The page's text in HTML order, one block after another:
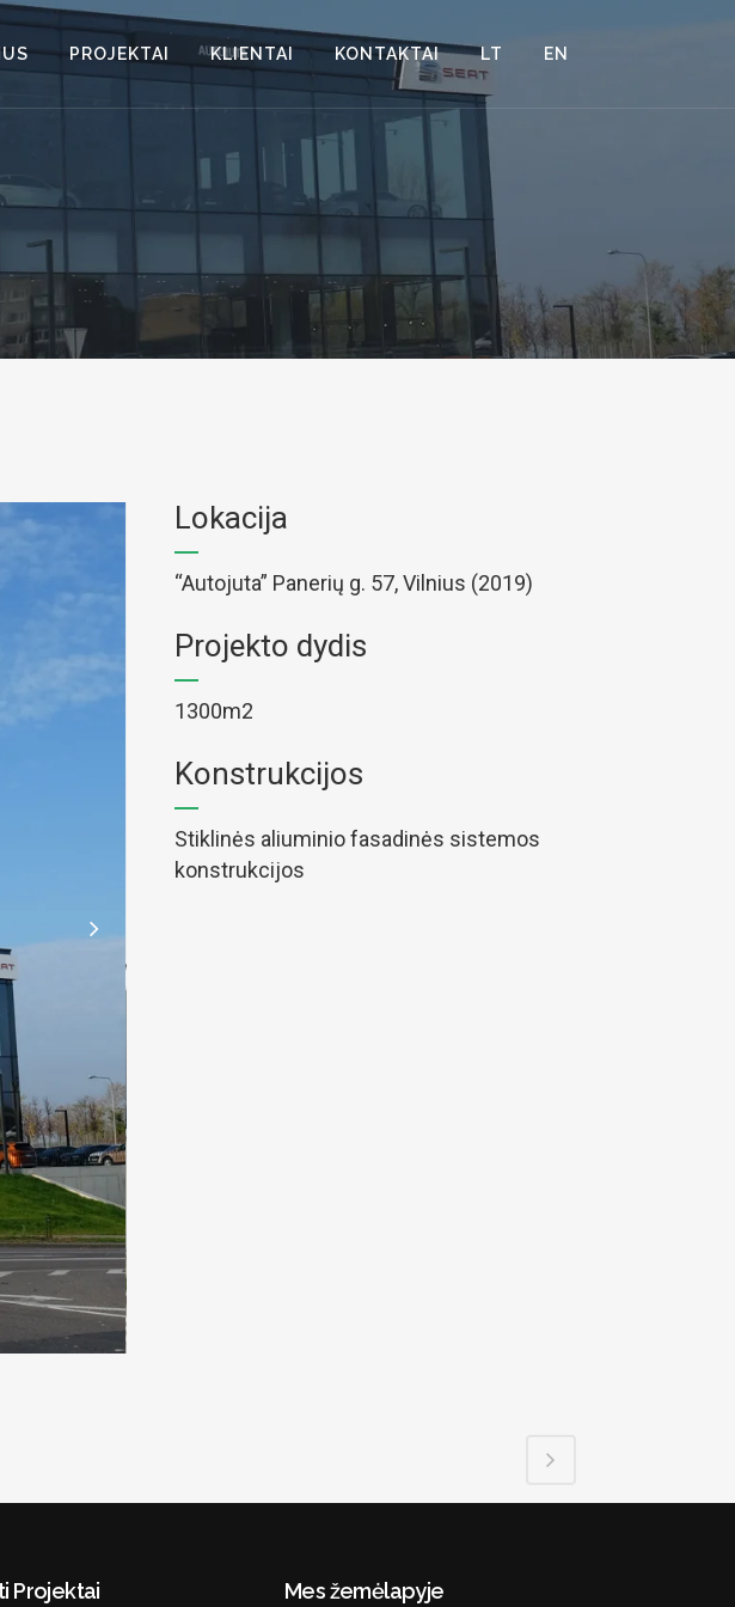
PROJEKTAI KLIENTAI KONTAKTAI LT EN
Lokacija
“Autojuta” Panerių g. 57, Vilnius (2019)
Projekto dydis
1300m2
Konstrukcijos
Stiklinės aliuminio fasadinės sistemos
konstrukcijos
Projektai Mes žemėlapyje